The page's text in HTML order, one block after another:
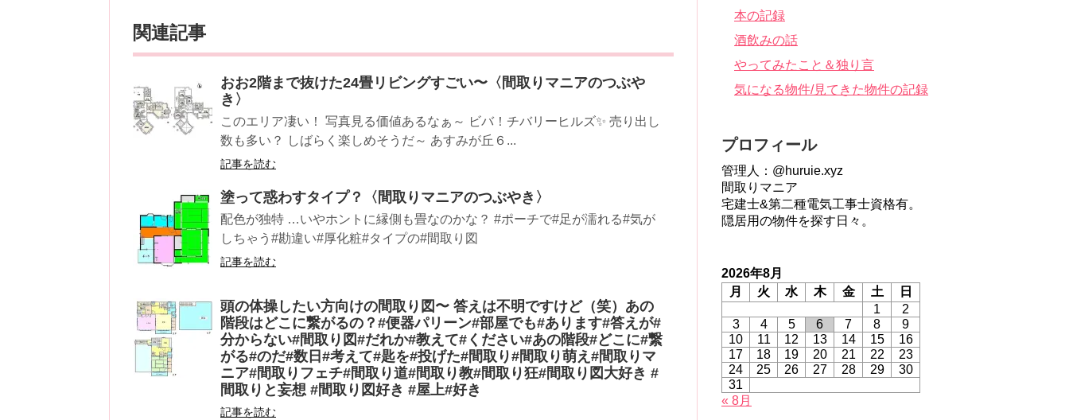
関連記事
おお2階まで抜けた24畳リビングすごい〜〈間取りマニアのつぶや
き〉
このエリア凄い！ 写真見る価値あるなぁ～ ビバ！チバリーヒルズ✨ 売り出し
数も多い？ しばらく楽しめそうだ～ あすみが丘６...
記事を読む
塗って惑わすタイプ？〈間取りマニアのつぶやき〉
配色が独特 …いやホントに縁側も畳なのかな？ #ポーチで#足が濡れる#気が
しちゃう#勘違い#厚化粧#タイプの#間取り図
記事を読む
頭の体操したい方向けの間取り図〜 答えは不明ですけど（笑）あの
階段はどこに繋がるの？#便器パリーン#部屋でも#あります#答えが#
分からない#間取り図#だれか#教えて#ください#あの階段#どこに#繋
がる#のだ#数日#考えて#匙を#投げた#間取り#間取り萌え#間取りマ
ニア#間取りフェチ#間取り道#間取り教#間取り狂#間取り図大好き #
間取りと妄想 #間取り図好き #屋上#好き
記事を読む
本の記録
酒飲みの話
やってみたこと＆独り言
気になる物件/見てきた物件の記録
プロフィール
管理人：@huruie.xyz
間取りマニア
宅建士&第二種電気工事士資格有。
隠居用の物件を探す日々。
2026年8月
月
火 水 木 金 土
日
1
2
3
4 5 6 7 8
9
10
11 12 13 14 15
16
17
18 19 20 21 22
23
24
25 26 27 28 29
30
31
« 8月